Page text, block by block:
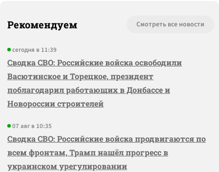
Рекомендуем Смотреть все новости
сегодня в 11:39
Сводка СВО: Российские войска освободили
Васютинское и Торецкое, президент
поблагодарил работающих в Донбассе и
Новороссии строителей
07 авг в 10:35
Сводка СВО: Российские войска продвигаются по
всем фронтам, Трамп нашёл прогресс в
украинском урегулировании